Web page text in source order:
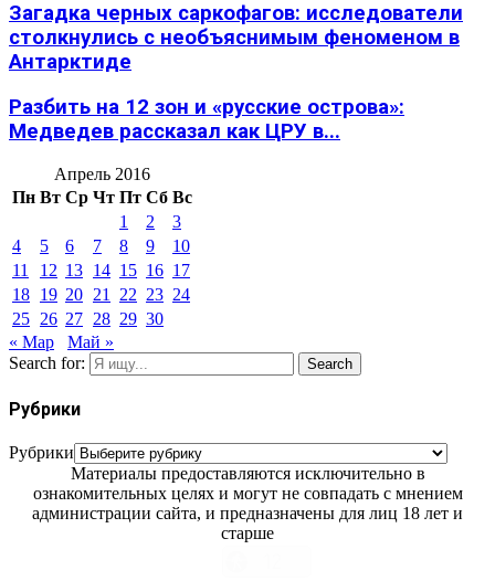
Загадка черных саркофагов: исследователи
столкнулись с необъяснимым феноменом в
Антарктиде
Разбить на 12 зон и «русские острова»:
Медведев рассказал как ЦРУ в...
Апрель 2016
Пн Вт Ср Чт Пт Сб Вс
1
2
3
4
5 6 7 8 9
10
11
12 13 14 15 16 17
18 19 20 21 22 23 24
25 26 27 28 29 30
« Мар
Май »
Search for:
Search
Рубрики
Рубрики
Материалы предоставляются исключительно в
ознакомительных целях и могут не совпадать с мнением
администрации сайта, и предназначены для лиц 18 лет и
старше